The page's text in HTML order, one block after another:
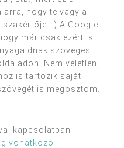
hogy te vagy a
:) A Google
már csak ezért is
szöveges
Nem véletlen,
is tartozik saját
is megosztom.
kapcsolatban
vonatkozó